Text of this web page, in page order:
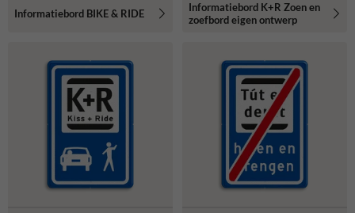
Informatiebord BIKE & RIDE
Informatiebord K+R Zoen en
zoefbord eigen ontwerp